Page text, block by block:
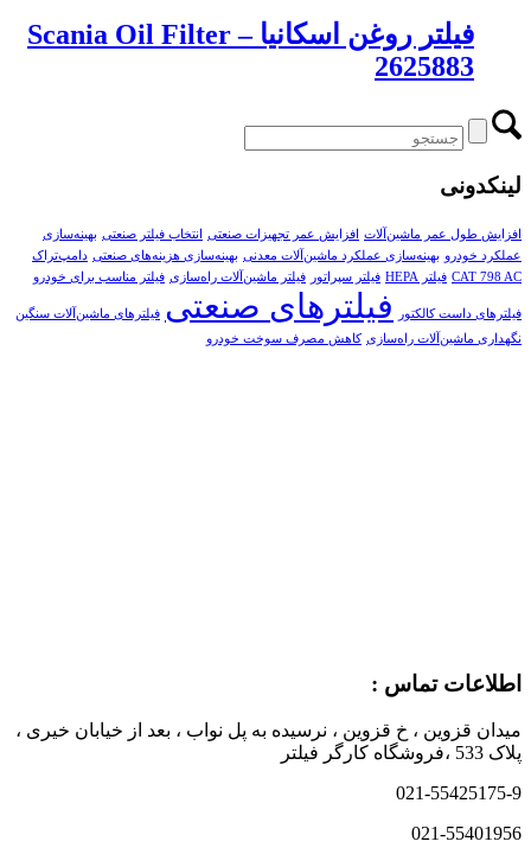
فیلتر روغن اسکانیا – Scania Oil Filter
2625883
لینکدونی
افزایش طول عمر ماشین‌آلات افزایش عمر تجهیزات صنعتی انتخاب فیلتر صنعتی بهینه‌سازی
عملکرد خودرو بهینه‌سازی عملکرد ماشین‌آلات معدنی بهینه‌سازی هزینه‌های صنعتی دامپ‌تراک
CAT 798 AC فیلتر HEPA فیلتر سپراتور فیلتر ماشین‌آلات راه‌سازی فیلتر مناسب برای خودرو
فیلترهای داست کالکتور فیلترهای صنعتی فیلترهای ماشین‌آلات سنگین
نگهداری ماشین‌آلات راه‌سازی کاهش مصرف سوخت خودرو
اطلاعات تماس :
میدان قزوین ، خ قزوین ، نرسیده به پل نواب ، بعد از خیابان خیری ،
پلاک 533 ،فروشگاه کارگر فیلتر
021-55425175-9
021-55401956